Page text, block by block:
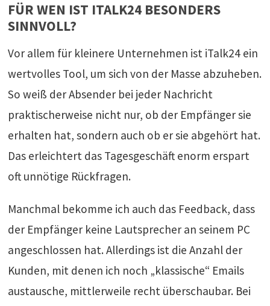
FÜR WEN IST ITALK24 BESONDERS
SINNVOLL?
Vor allem für kleinere Unternehmen ist iTalk24 ein
wertvolles Tool, um sich von der Masse abzuheben.
So weiß der Absender bei jeder Nachricht
praktischerweise nicht nur, ob der Empfänger sie
erhalten hat, sondern auch ob er sie abgehört hat.
Das erleichtert das Tagesgeschäft enorm erspart
oft unnötige Rückfragen.
Manchmal bekomme ich auch das Feedback, dass
der Empfänger keine Lautsprecher an seinem PC
angeschlossen hat. Allerdings ist die Anzahl der
Kunden, mit denen ich noch „klassische“ Emails
austausche, mittlerweile recht überschaubar. Bei